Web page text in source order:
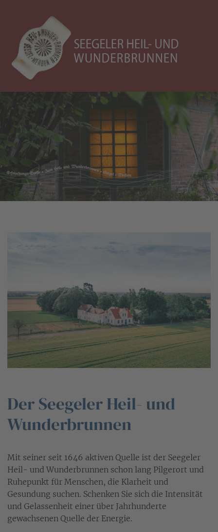
Der Seegeler Heil- und
Wunderbrunnen
Mit seiner seit 1646 aktiven Quelle ist der Seegeler
Heil- und Wunderbrunnen schon lang Pilgerort und
Ruhepunkt für Menschen, die Klarheit und
Gesundung suchen. Schenken Sie sich die Intensität
und Gelassenheit einer über Jahrhunderte
gewachsenen Quelle der Energie.